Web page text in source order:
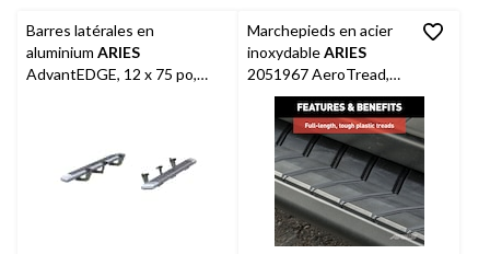
Barres latérales en
aluminium ARIES
AdvantEDGE, 12 x 75 po,
Marchepieds en acier
inoxydableARIES
2051967 AeroTread,
sans supports, 5 x 67
po, noir